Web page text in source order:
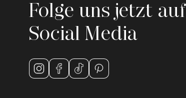
Folge uns jetzt auf
Social Media